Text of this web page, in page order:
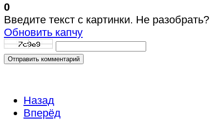
0
Введите текст с картинки. Не разобрать?
Обновить капчу
Отправить комментарий
Назад
Вперёд